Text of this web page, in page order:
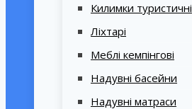
Килимки туристичні
Ліхтарі
Меблі кемпінгові
Надувні басейни
Надувні матраси